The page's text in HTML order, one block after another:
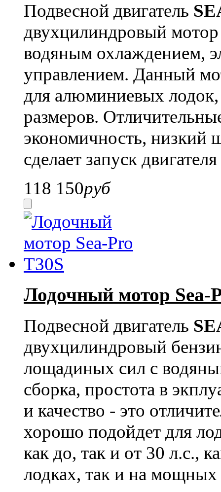
Подвесной двигатель
двухцилиндровый
водяным охлаждением,
управлением. Данный
для алюминиевых
размеров.
экономичность, низкий
сделает запуск
118 150руб
Лодочный мотор Sea-
Подвесной двигатель
двухцилиндровый
лощадиных сил с
сборка, простота в
и качество - это
хорошо подойдет для
как до, так и от 30 л.с.,
лодках, так и на